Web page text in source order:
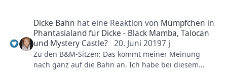
Parkprofil: Obwohl die Attraktionen im Phantasialand
mittlerweile wahrscheinlich action-lastiger sind als in
Bottrop, hängt dem Filmpark aufgrund seiner
Thematik immer noch das Image des Thrillparks an.
Und Thrill zieht nun einmal das Publikum mit
zum Einsatz kommen, lassen dem korpulenteren
Menschen deutlich mehr Spielraum und sorgen für
weniger Stress. Hoffentlich verbaut der Hersteller
diese bei mehr neuen Bahnen.
Dicke Bahn hat eine Reaktion von Mümpfchen in
Phantasialand für Dicke - Black Mamba, Talocan
und Mystery Castle? 20. Juni 20197 j
Zu den B&M-Sitzen: Das kommt meiner Meinung
nach ganz auf die Bahn an. Ich habe bei diesem